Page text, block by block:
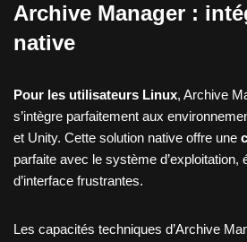
Archive Manager :
native
Pour les utilisateurs Linux, Archive
s’intègre parfaitement aux
et Unity. Cette solution native offre une
parfaite avec le système d’exploitation,
d’interface frustrantes.
Les capacités techniques d’Archive